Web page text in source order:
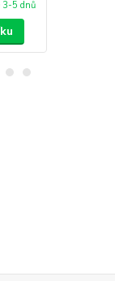
3-5 dnů